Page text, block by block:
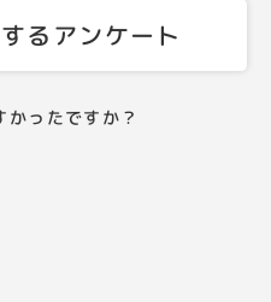
るアンケート
ったですか？